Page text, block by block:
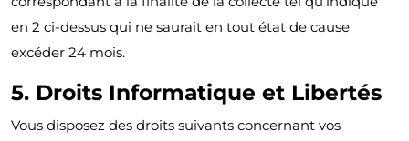
en 2 ci-dessus qui ne saurait en tout état de cause
excéder 24 mois.
5. Droits Informatique et Libertés
Vous disposez des droits suivants concernant vos